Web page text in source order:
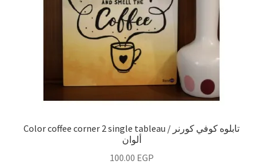
Color coffee corner 2 single tableau / تابلوه كوفي كورنر
ألوان
100.00 EGP